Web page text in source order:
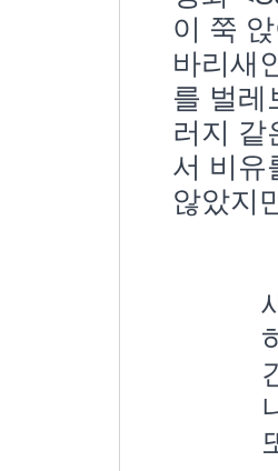
이 쭉
바리새
를 벌레
러지 같
서 비유
않았지